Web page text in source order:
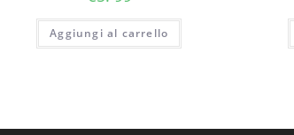
Aggiungi al carrello